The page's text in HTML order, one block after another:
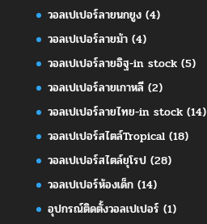
วอลเปเปอร์ลายนกยูง(4)
วอลเปเปอร์ลายม้า(4)
วอลเปเปอร์ลายอิฐ-in stock(5)
วอลเปเปอร์ลายเกาหลี(2)
วอลเปเปอร์ลายไทย-in stock(14)
วอลเปเปอร์สไตล์Tropical(18)
วอลเปเปอร์สไตล์ยุโรป(28)
วอลเปเปอร์ห้องเด็ก(14)
อุปกรณ์ติดตั้งวอลเปเปอร์ (1)